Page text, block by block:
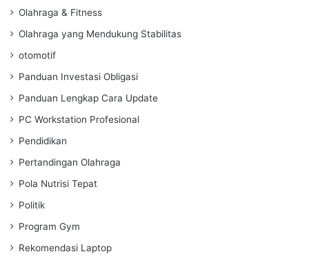
Olahraga & Fitness
Olahraga yang Mendukung Stabilitas
otomotif
Panduan Investasi Obligasi
Panduan Lengkap Cara Update
PC Workstation Profesional
Pendidikan
Pertandingan Olahraga
Pola Nutrisi Tepat
Politik
Program Gym
Rekomendasi Laptop